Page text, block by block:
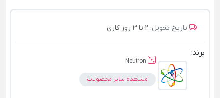
تاریخ تحویل: 2 تا 3 روز کاری
برند:
Neutron
مشاهده سایر محصولات